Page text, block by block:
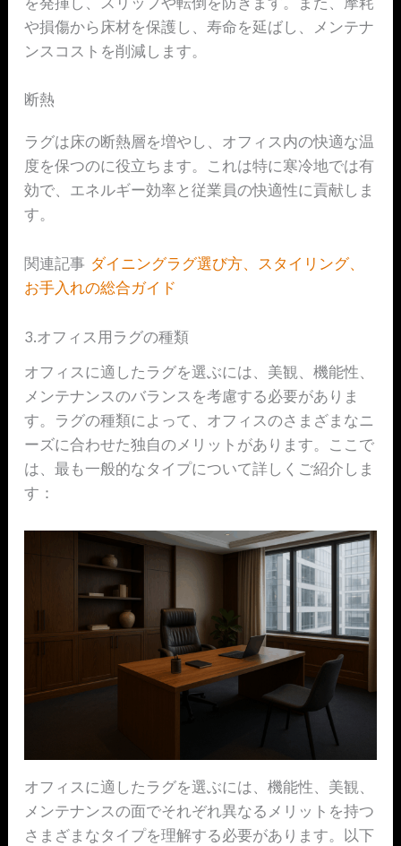
や損傷から床材を保護し、寿命を延ばし、メンテナ
ンスコストを削減します。
断熱
ラグは床の断熱層を増やし、オフィス内の快適な温
度を保つのに役立ちます。これは特に寒冷地では有
効で、エネルギー効率と従業員の快適性に貢献しま
す。
関連記事 ダイニングラグ選び方、スタイリング、
お手入れの総合ガイド
3.オフィス用ラグの種類
オフィスに適したラグを選ぶには、美観、機能性、
メンテナンスのバランスを考慮する必要がありま
す。ラグの種類によって、オフィスのさまざまなニ
ーズに合わせた独自のメリットがあります。ここで
は、最も一般的なタイプについて詳しくご紹介しま
す：
オフィスに適したラグを選ぶには、機能性、美観、
メンテナンスの面でそれぞれ異なるメリットを持つ
さまざまなタイプを理解する必要があります。以下